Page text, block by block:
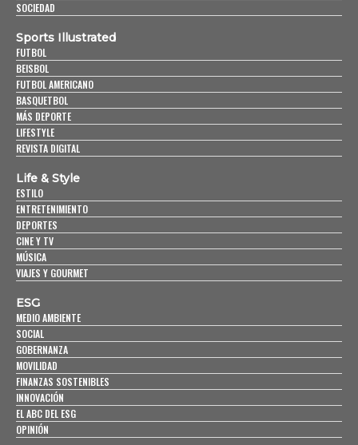
SOCIEDAD
Sports Illustrated
FUTBOL
BEISBOL
FUTBOL AMERICANO
BASQUETBOL
MÁS DEPORTE
LIFESTYLE
REVISTA DIGITAL
Life & Style
ESTILO
ENTRETENIMIENTO
DEPORTES
CINE Y TV
MÚSICA
VIAJES Y GOURMET
ESG
MEDIO AMBIENTE
SOCIAL
GOBERNANZA
MOVILIDAD
FINANZAS SOSTENIBLES
INNOVACIÓN
EL ABC DEL ESG
OPINIÓN